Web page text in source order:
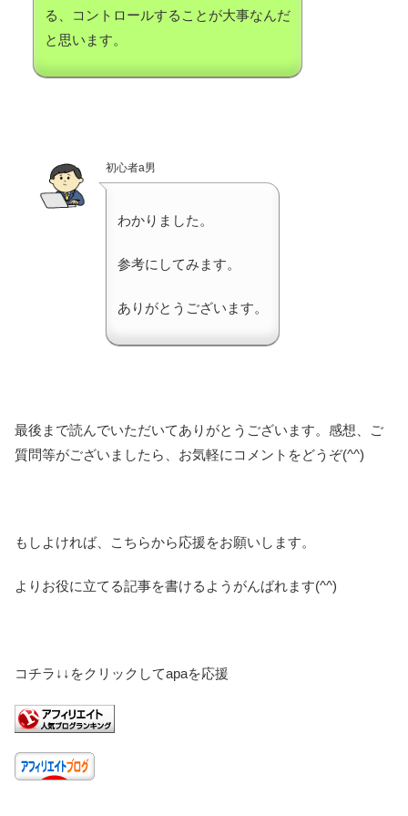
る、コントロールすることが大事なんだ
と思います。
初心者a男
わかりました。
参考にしてみます。
ありがとうございます。
最後まで読んでいただいてありがとうございます。感想、ご
質問等がございましたら、お気軽にコメントをどうぞ(^^)
もしよければ、こちらから応援をお願いします。
よりお役に立てる記事を書けるようがんばれます(^^)
コチラ↓↓をクリックしてapaを応援